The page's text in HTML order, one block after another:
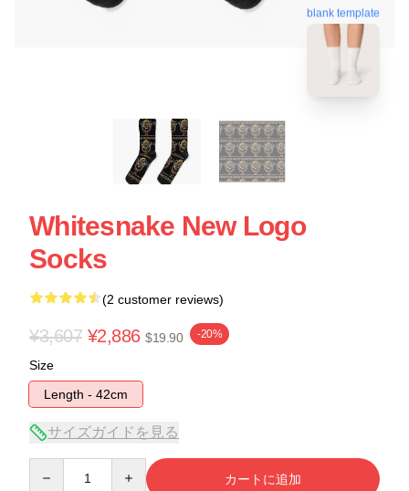
blank template
Whitesnake New Logo
Socks
(2 customer reviews)
¥3,607 ¥2,886 $19.90 -20%
Size
Length - 42cm
サイズガイドを見る
カートに追加